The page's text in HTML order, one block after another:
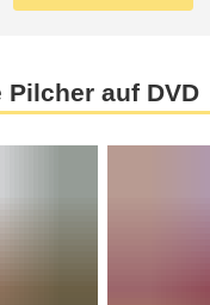
Pilcher auf DVD